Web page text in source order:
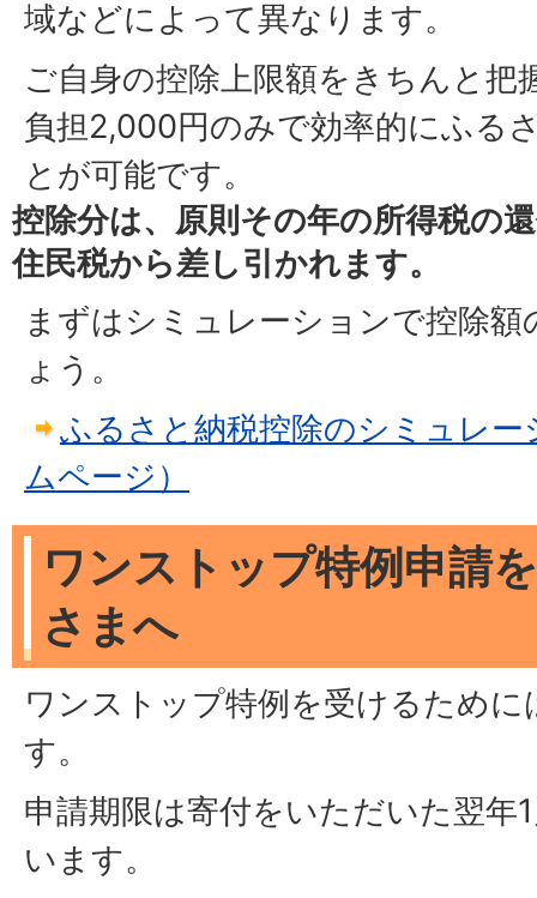
域などによって異なります。
ご自身の控除上限額をきちんと把
負担2,000円のみで効率的にふる
とが可能です。
控除分は、原則その年の所得税の
住民税から差し引かれます。
まずはシミュレーションで控除
ょう。
ふるさと納税控除のシミュレー
ムページ）
ワンストップ特例申請
さまへ
ワンストップ特例を受けるため
す。
申請期限は寄付をいただいた翌年
います。